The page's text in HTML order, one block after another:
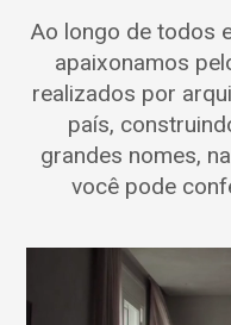
Ao longo de todos
apaixonamos
realizados por
país,
grandes nomes,
você pode